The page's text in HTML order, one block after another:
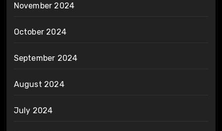
November 2024
October 2024
September 2024
August 2024
July 2024